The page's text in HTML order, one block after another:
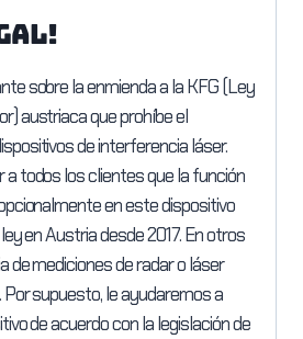
sobre la enmienda a la KFG (Ley
austriaca que prohíbe el
de interferencia láser.
a todos los clientes que la función
en este dispositivo
en Austria desde 2017. En otros
de mediciones de radar o láser
supuesto, le ayudaremos a
de acuerdo con la legislación de